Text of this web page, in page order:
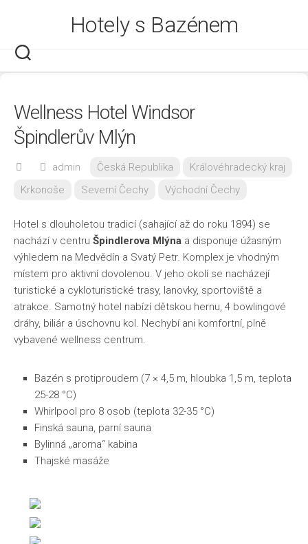
Hotely s Bazénem
Wellness Hotel Windsor
Špindlerův Mlýn
admin Česká Republika
Královéhradecký kraj
Krkonoše
Severní Čechy Východní Čechy
Hotel s dlouholetou tradicí (sahající až do roku 1894) se
nachází v centru Špindlerova Mlýna a disponuje úžasným
výhledem na Medvědín a Svatý Petr. Komplex je vhodným
místem pro aktivní dovolenou. V jeho okolí se nacházejí
turistické a cykloturistické trasy, lanovky, sportoviště a
atrakce. Samotný hotel nabízí dětskou hernu, 4 bowlingové
dráhy, biliár a úschovnu kol. Nechybí ani komfortní, plně
vybavené wellness centrum.
Bazén s protiproudem (7 × 4,5 m, hloubka 1,5 m, teplota
25-28 °C)
Whirlpool pro 8 osob (teplota 32-35 °C)
Finská sauna, parní sauna
Bylinná „aroma“ kabina
Thajské masáže